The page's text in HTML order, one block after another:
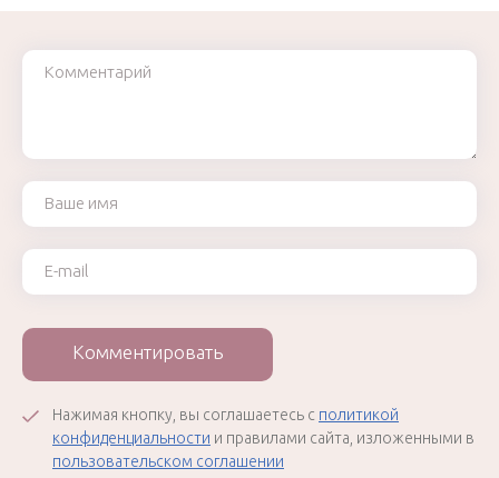
Комментарий
Ваше имя
Ваш e-mail
Комментировать
Нажимая кнопку, вы соглашаетесь с политикой
конфиденциальности и правилами сайта, изложенными в
пользовательском соглашении